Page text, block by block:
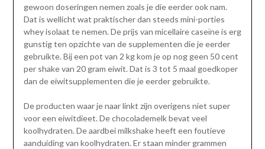
gewoon doseringen nemen zoals je die eerder ook nam.
Dat is wellicht wat praktischer dan steeds mini-porties
whey isolaat te nemen. De prijs van micellaire caseïne is erg
gunstig ten opzichte van de supplementen die je eerder
gebruikte. Bij een pot van 2 kg kom je op nog geen 50 cent
per shake van 20 gram eiwit. Dat is 3 tot 5 maal goedkoper
dan de eiwitsupplementen die je eerder gebruikte.
De producten waar je naar linkt zijn overigens niet super
voor een eiwitdieet. De chocolademelk bevat veel
koolhydraten. De aardbei milkshake heeft een foutieve
aanduiding van koolhydraten. Er staan minder grammen